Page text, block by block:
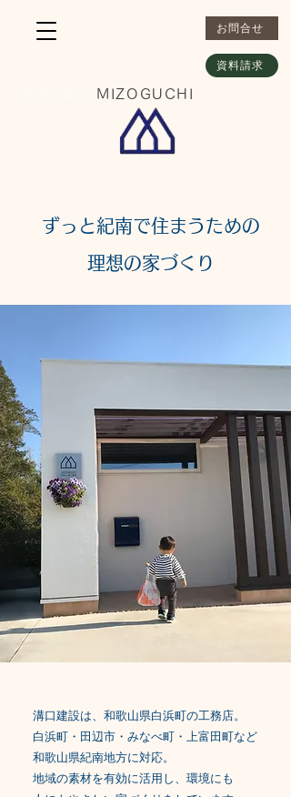
MIZOGUCHI
資料請求
お問合せ
​ずっと紀南で住まうための​
理想の家づくり
溝口建設は、和歌山県白浜町の工務店。
白浜町・田辺市・みなべ町・上富田町など
和歌山県紀南地方に対応。
地域の素材を有効に活用し、環境にも